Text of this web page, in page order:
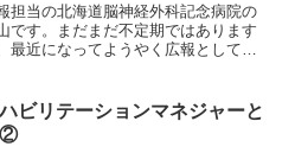
担当の北海道脳神経外科記念病院の
です。まだまだ不定期ではあります
最近になってようやく広報としてブ
広報担当として、研究会のためのブ
ではありますが、私個...
ビリテーションマネジャーと
②